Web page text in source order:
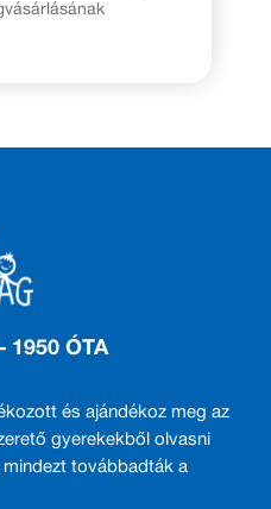
1950 ÓTA
és ajándékoz meg az
gyerekekből olvasni
továbbadták a